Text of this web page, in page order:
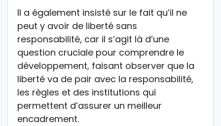
Il a également insisté sur le fait qu’il ne
peut y avoir de liberté sans
responsabilité, car il s’agit là d’une
question cruciale pour comprendre le
développement, faisant observer que la
liberté va de pair avec la responsabilité,
les règles et des institutions qui
permettent d’assurer un meilleur
encadrement.